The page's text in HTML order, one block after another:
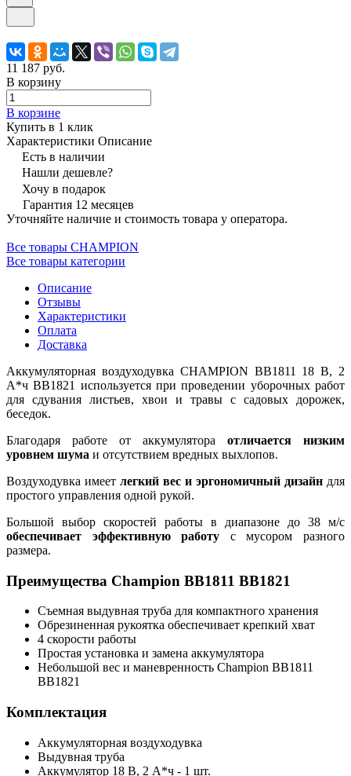
11 187 руб.
В корзину
В корзине
Купить в 1 клик
Характеристики Описание
Есть в наличии
Нашли дешевле?
Хочу в подарок
Гарантия 12 месяцев
Уточняйте наличие и стоимость товара у оператора.
Все товары CHAMPION
Все товары категории
Описание
Отзывы
Характеристики
Оплата
Доставка
Аккумуляторная воздуходувка CHAMPION BB1811 18 В, 2
А*ч BB1821 используется при проведении уборочных работ
для сдувания листьев, хвои и травы с садовых дорожек,
беседок.
Благодаря работе от аккумулятора отличается низким
уровнем шума и отсутствием вредных выхлопов.
Воздуходувка имеет легкий вес и эргономичный дизайн для
простого управления одной рукой.
Большой выбор скоростей работы в диапазоне до 38 м/с
обеспечивает эффективную работу с мусором разного
размера.
Преимущества Champion BB1811 BB1821
Съемная выдувная труба для компактного хранения
Обрезиненная рукоятка обеспечивает крепкий хват
4 скорости работы
Простая установка и замена аккумулятора
Небольшой вес и маневренность Champion BB1811
BB1821
Комплектация
Аккумуляторная воздуходувка
Выдувная труба
Аккумулятор 18 В, 2 А*ч - 1 шт.